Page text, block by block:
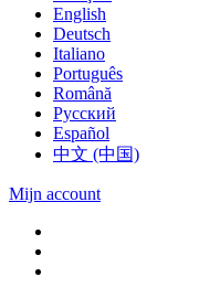
English
Deutsch
Italiano
Português
Română
Русский
Español
中文 (中国)
Mijn account